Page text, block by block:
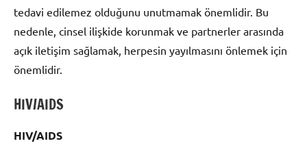
tedavi edilemez olduğunu unutmamak önemlidir. Bu
nedenle, cinsel ilişkide korunmak ve partnerler arasında
açık iletişim sağlamak, herpesin yayılmasını önlemek için
önemlidir.
HIV/AIDS
HIV/AIDS